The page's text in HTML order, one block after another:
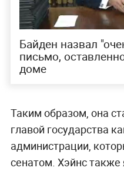
Байден назвал
письмо,
доме
Таким образом, она
главой государства
администрации,
сенатом. Хэйнс также